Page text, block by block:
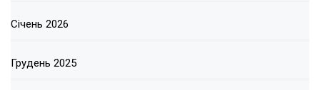
Січень 2026
Грудень 2025